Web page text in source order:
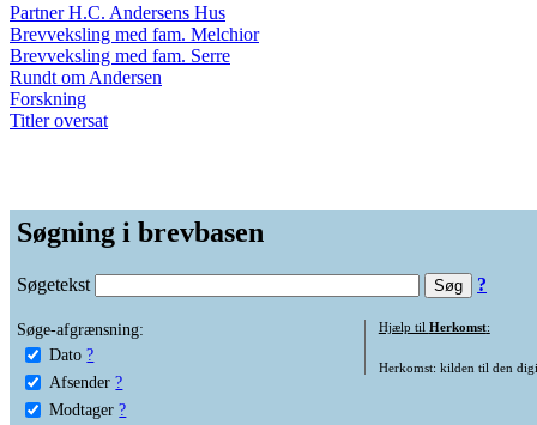
Partner H.C. Andersens Hus
Brevveksling med fam. Melchior
Brevveksling med fam. Serre
Rundt om Andersen
Forskning
Titler oversat
Søgning i brevbasen
Søgetekst ?
Søge-afgrænsning:
Dato ?
Afsender ?
Modtager ?
Hjælp til Herkomst:
Herkomst: kilden til den